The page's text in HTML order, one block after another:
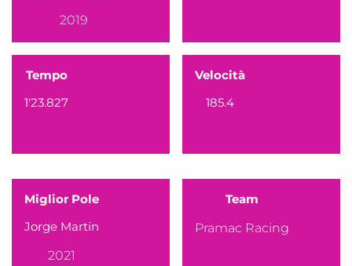
2019
Tempo
1'23.827
Velocità
185.4
Miglior Pole
Jorge Martin
2021
Team
Pramac Racing